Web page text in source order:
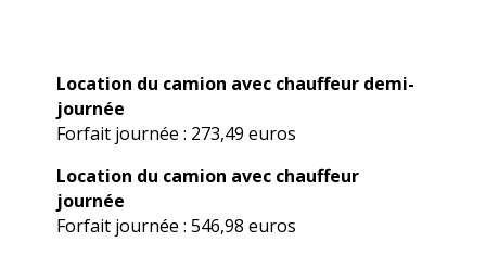
Location du camion avec chauffeur demi-
journée
Forfait journée : 273,49 euros
Location du camion avec chauffeur
journée
Forfait journée : 546,98 euros